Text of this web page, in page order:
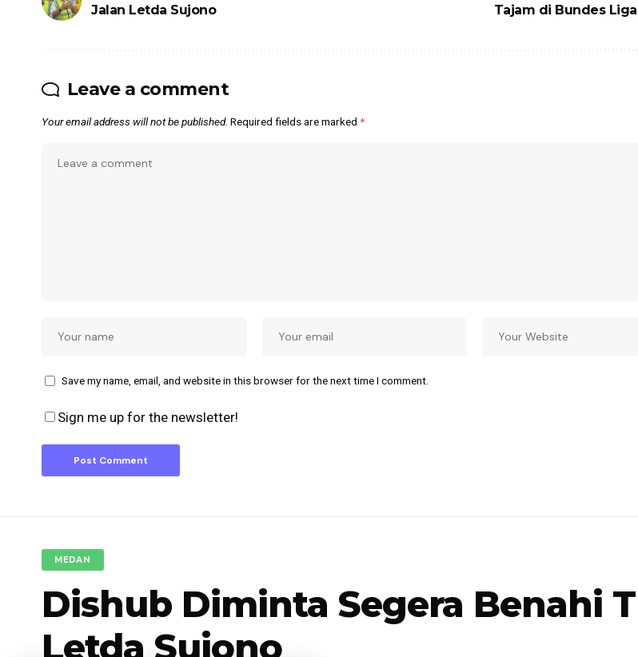
Jalan Letda Sujono
Tajam di Bundes Liga
Leave a comment
Your email address will not be published. Required fields are marked *
Save my name, email, and website in this browser for the next time I comment.
Sign me up for the newsletter!
MEDAN
Dishub Diminta Segera Benahi
Letda Sujono